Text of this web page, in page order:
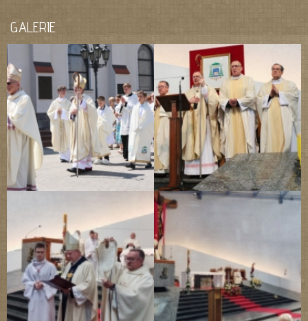
GALERIE